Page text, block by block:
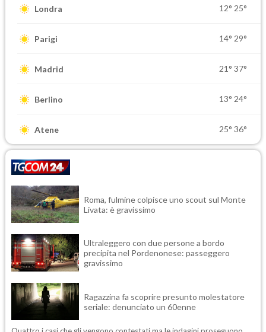
Londra 12° 25°
Parigi 14° 29°
Madrid 21° 37°
Berlino 13° 24°
Atene 25° 36°
Roma, fulmine colpisce uno scout sul Monte
Livata: è gravissimo
Ultraleggero con due persone a bordo
precipita nel Pordenonese: passeggero
gravissimo
Ragazzina fa scoprire presunto molestatore
seriale: denunciato un 60enne